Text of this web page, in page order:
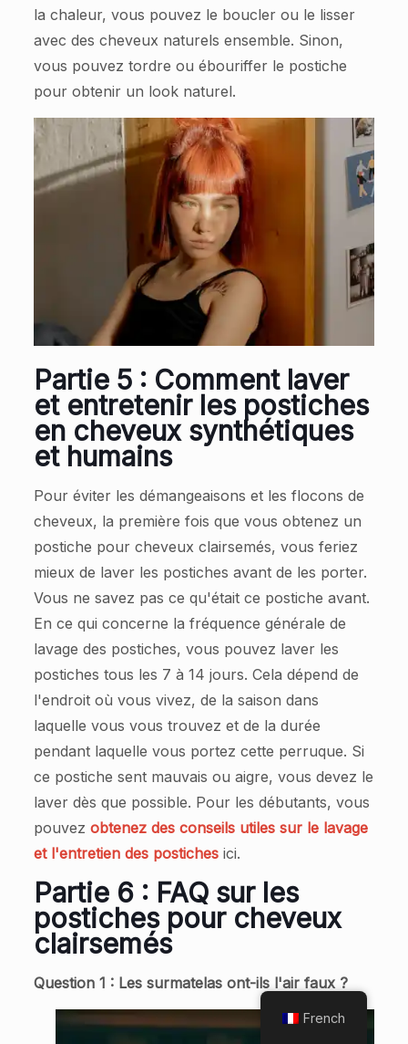
la chaleur, vous pouvez le boucler ou le lisser
avec des cheveux naturels ensemble. Sinon,
vous pouvez tordre ou ébouriffer le postiche
pour obtenir un look naturel.
Partie 5 : Comment laver
et entretenir les postiches
en cheveux synthétiques
et humains
Pour éviter les démangeaisons et les flocons de
cheveux, la première fois que vous obtenez un
postiche pour cheveux clairsemés, vous feriez
mieux de laver les postiches avant de les porter.
Vous ne savez pas ce qu'était ce postiche avant.
En ce qui concerne la fréquence générale de
lavage des postiches, vous pouvez laver les
postiches tous les 7 à 14 jours. Cela dépend de
l'endroit où vous vivez, de la saison dans
laquelle vous vous trouvez et de la durée
pendant laquelle vous portez cette perruque. Si
ce postiche sent mauvais ou aigre, vous devez le
laver dès que possible. Pour les débutants, vous
pouvez obtenez des conseils utiles sur le lavage
et l'entretien des postichesici.
Partie 6 : FAQ sur les
postiches pour cheveux
clairsemés
Question 1 : Les surmatelas ont-ils l'air faux ?
French